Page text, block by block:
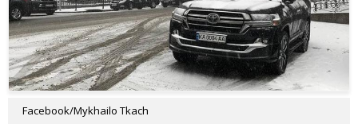
Facebook/Mykhailo Tkach